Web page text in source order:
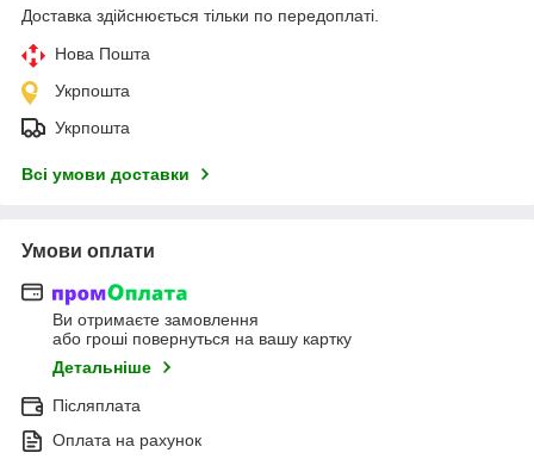
Доставка здійснюється тільки по передоплаті.
Нова Пошта
Укрпошта
Укрпошта
Всі умови доставки
Умови оплати
Ви отримаєте замовлення
або гроші повернуться на вашу картку
Детальніше
Післяплата
Оплата на рахунок